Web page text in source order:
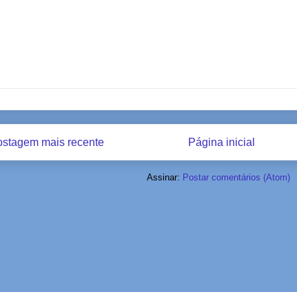
mais recente Página inicial
Assinar: Postar comentários (Atom)